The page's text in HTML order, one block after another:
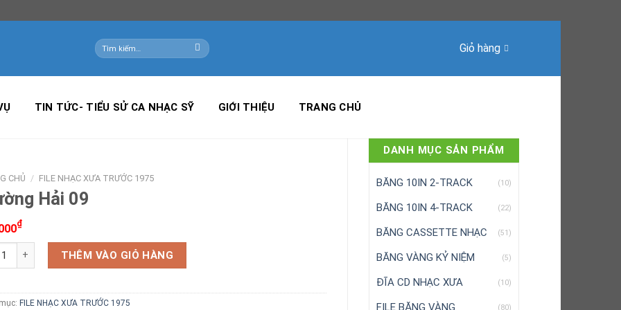
Tìm
kiếm:
Giỏ hàng
TIN TỨC- TIỂU SỬ CA NHẠC SỸ GIỚI THIỆU TRANG CHỦ
DANH MỤC SẢN PHẨM
BĂNG 10IN 2-TRACK (10)
BĂNG 10IN 4-TRACK (22)
BĂNG CASSETTE NHẠC (51)
BĂNG VÀNG KỶ NIỆM (5)
ĐĨA CD NHẠC XƯA (10)
FILE BĂNG VÀNG (80)
CHỦ / FILE NHẠC XƯA TRƯỚC 1975
Hải 09
₫
Hải 09 số lượng
THÊM VÀO GIỎ HÀNG
FILE NHẠC XƯA TRƯỚC 1975